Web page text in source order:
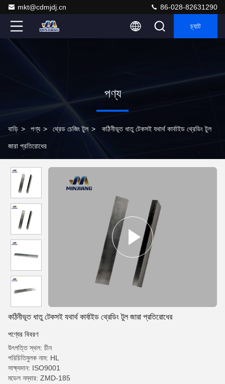
mkt@cdmjdj.cn 86-028-82631290
চ্যাট
পণ্য
বাড়ি > পণ্য > থ্রেড চেজিং টুল > কঠিনীভূত ধাতু টেকসই যথার্থ কার্বাইড থ্রেডিং টুল
জারা প্রতিরোধের
কঠিনীভূত ধাতু টেকসই যথার্থ কার্বাইড থ্রেডিং টুল জারা প্রতিরোধের
পণ্যের বিবরণ
উৎপত্তি স্থল: চীন
পরিচিতিমুলক নাম: HL
সাক্ষ্যদান: ISO9001
মডেল নম্বার: ZMD-185